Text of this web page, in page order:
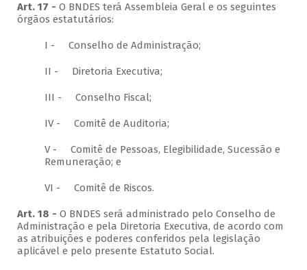
Art. 17 - O BNDES terá Assembleia Geral e os seguintes
órgãos estatutários:
I - Conselho de Administração;
II - Diretoria Executiva;
III - Conselho Fiscal;
IV - Comitê de Auditoria;
V - Comitê de Pessoas, Elegibilidade, Sucessão e
Remuneração; e
VI - Comitê de Riscos.
Art. 18 - O BNDES será administrado pelo Conselho de
Administração e pela Diretoria Executiva, de acordo com
as atribuições e poderes conferidos pela legislação
aplicável e pelo presente Estatuto Social.